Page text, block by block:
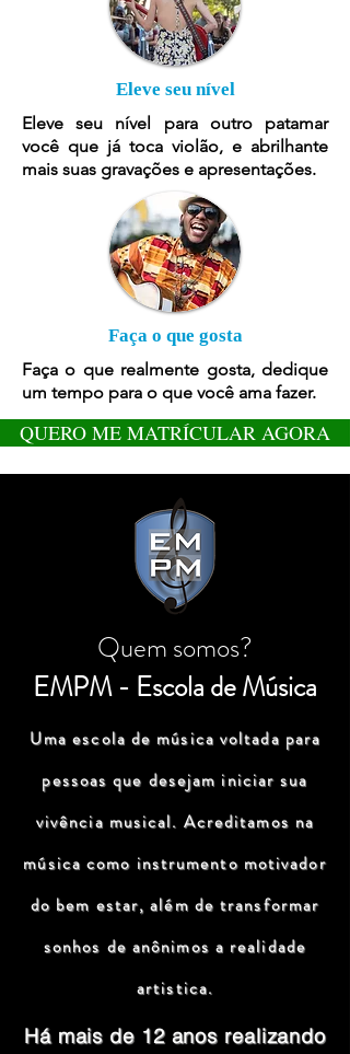
Eleve seu nível
Eleve seu nível para outro patamar
você que já toca violão, e abrilhante
mais suas gravações e apresentações.
Faça o que gosta
Faça o que realmente gosta, dedique
um tempo para o que você ama fazer.
QUERO ME MATRÍCULAR AGORA
Quem somos?
EMPM - Escola de Música
Uma escola de música voltada para
pessoas que desejam iniciar sua
vivência musical. Acreditamos na
música como instrumento motivador
do bem estar, além de transformar
sonhos de anônimos a realidade
artistica.
Há mais de 12 anos realizando